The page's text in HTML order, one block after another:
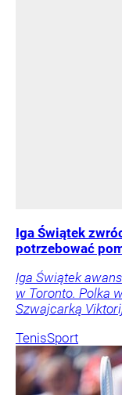
Iga Świątek
potrzebować
Iga Świątek
w Toronto. Polka
Szwajcarką
TenisSport